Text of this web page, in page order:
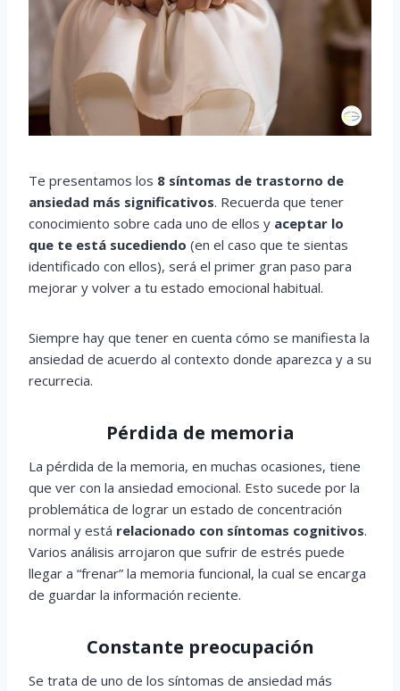
Te presentamos los 8 síntomas de trastorno de
ansiedad más significativos. Recuerda que tener
conocimiento sobre cada uno de ellos y aceptar lo
que te está sucediendo (en el caso que te sientas
identificado con ellos), será el primer gran paso para
mejorar y volver a tu estado emocional habitual.
Siempre hay que tener en cuenta cómo se manifiesta la
ansiedad de acuerdo al contexto donde aparezca y a su
recurrecia.
Pérdida de memoria
La pérdida de la memoria, en muchas ocasiones, tiene
que ver con la ansiedad emocional. Esto sucede por la
problemática de lograr un estado de concentración
normal y está relacionado con síntomas cognitivos.
Varios análisis arrojaron que sufrir de estrés puede
llegar a “frenar” la memoria funcional, la cual se encarga
de guardar la información reciente.
Constante preocupación
Se trata de uno de los síntomas de ansiedad más